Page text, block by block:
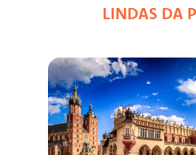
LINDAS DA